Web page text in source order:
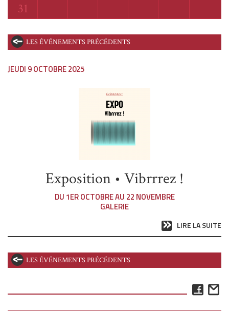
Lundi
31
LES ÉVÉNEMENTS PRÉCÉDENTS
JEUDI 9 OCTOBRE 2025
Exposition • Vibrrrez !
DU 1ER OCTOBRE AU 22 NOVEMBRE
GALERIE
LIRE LA SUITE
LES ÉVÉNEMENTS PRÉCÉDENTS